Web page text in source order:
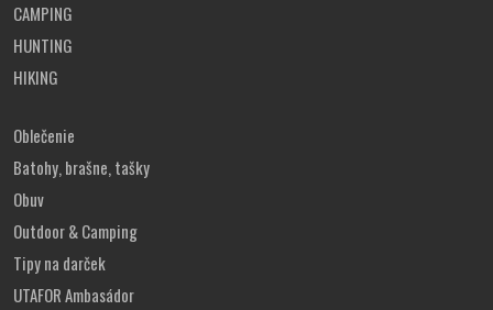
CAMPING
HUNTING
HIKING
Oblečenie
Batohy, brašne, tašky
Obuv
Outdoor & Camping
Tipy na darček
UTAFOR Ambasádor